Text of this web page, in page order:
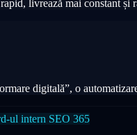
livrează mai constant
digitală”, o
ul intern SEO 365